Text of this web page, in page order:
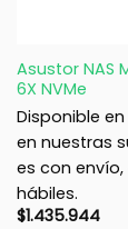
Asustor NAS
6X NVMe
Disponible
en nuestras
es con
hábiles.
$1.435.944